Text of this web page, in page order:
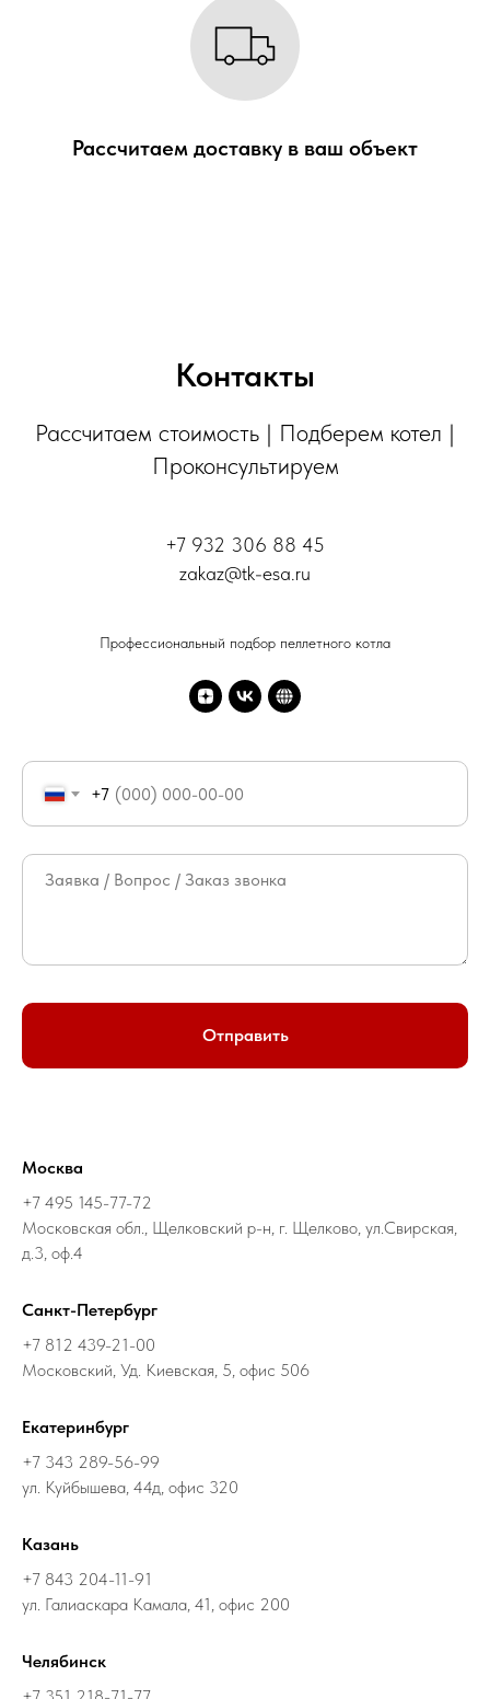
Рассчитаем доставку в ваш объект
Контакты
Рассчитаем стоимость | Подберем котел |
Проконсультируем
+7 932 306 88 45
zakaz@tk-esa.ru
Профессиональный подбор пеллетного котла
+7
Отправить
Москва
+7 495 145-77-72
Московская обл., Щелковский р-н, г. Щелково, ул.Свирская,
д.3, оф.4
Санкт-Петербург
+7 812 439-21-00
Московский, Уд. Киевская, 5, офис 506
Екатеринбург
+7 343 289-56-99
ул. Куйбышева, 44д, офис 320
Казань
+7 843 204-11-91
ул. Галиаскара Камала, 41, офис 200
Челябинск